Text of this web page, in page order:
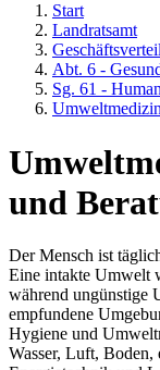
Start
Landratsamt
Abt. 6 -
Sg. 61 -
und
Der Mensch ist
Eine intakte Umwelt
während ungünstige
empfundene
Hygiene und
Wasser, Luft, Boden,